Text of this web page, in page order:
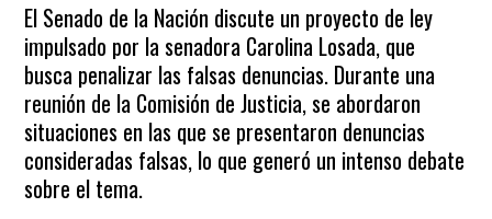
El Senado de la Nación discute un proyecto de ley
impulsado por la senadora Carolina Losada, que
busca penalizar las falsas denuncias. Durante una
reunión de la Comisión de Justicia, se abordaron
situaciones en las que se presentaron denuncias
consideradas falsas, lo que generó un intenso debate
sobre el tema.